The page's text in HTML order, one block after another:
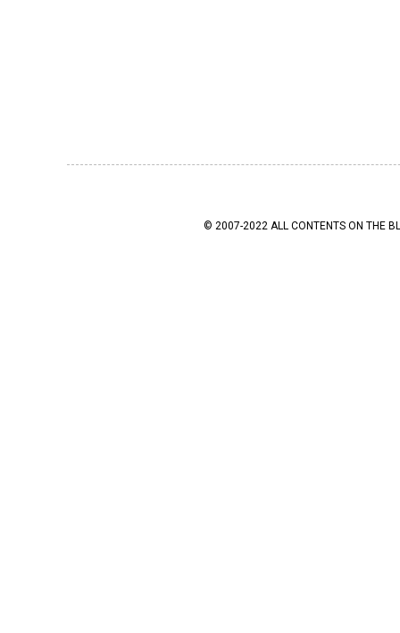
© 2007-2022 ALL CONTENTS ON THE